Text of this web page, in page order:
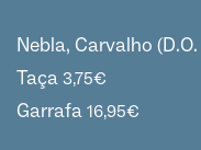
Nebla, Carvalho
Taça 3,75€
Garrafa 16,95€